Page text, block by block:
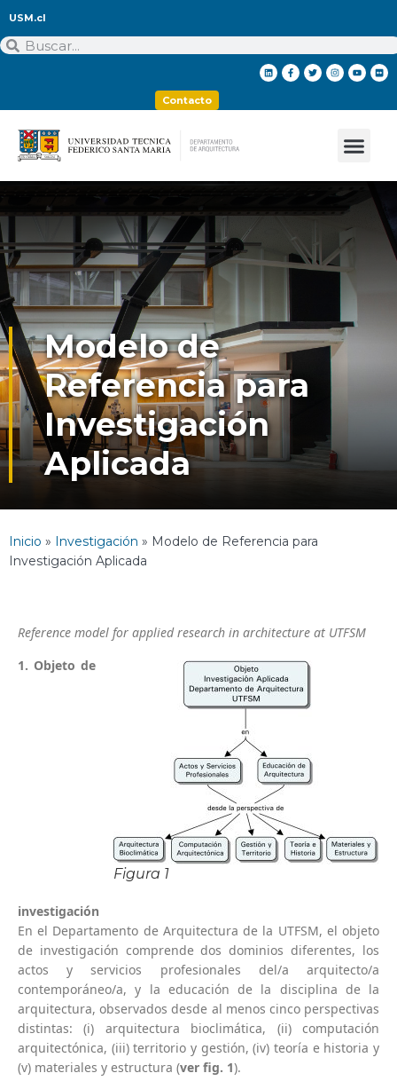
USM.cl
Contacto
Modelo de
Referencia para
Investigación
Aplicada
Inicio » Investigación » Modelo de Referencia para
Investigación Aplicada
Reference model for applied research in architecture at UTFSM
Figura 1
1. Objeto de
investigación
En el Departamento de Arquitectura de la UTFSM, el objeto
de investigación comprende dos dominios diferentes, los
actos y servicios profesionales del/a arquitecto/a
contemporáneo/a, y la educación de la disciplina de la
arquitectura, observados desde al menos cinco perspectivas
distintas: (i) arquitectura bioclimática, (ii) computación
arquitectónica, (iii) territorio y gestión, (iv) teoría e historia y
(v) materiales y estructura (ver fig. 1).